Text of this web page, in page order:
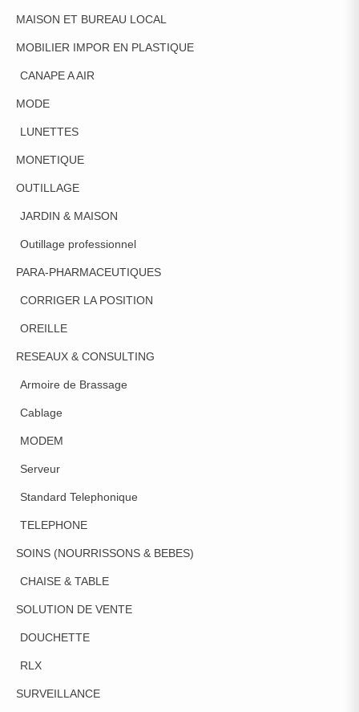
MAISON ET BUREAU LOCAL
MOBILIER IMPOR EN PLASTIQUE
CANAPE A AIR
MODE
LUNETTES
MONETIQUE
OUTILLAGE
JARDIN & MAISON
Outillage professionnel
PARA-PHARMACEUTIQUES
CORRIGER LA POSITION
OREILLE
RESEAUX & CONSULTING
Armoire de Brassage
Cablage
MODEM
Serveur
Standard Telephonique
TELEPHONE
SOINS (NOURRISSONS & BEBES)
CHAISE & TABLE
SOLUTION DE VENTE
DOUCHETTE
RLX
SURVEILLANCE